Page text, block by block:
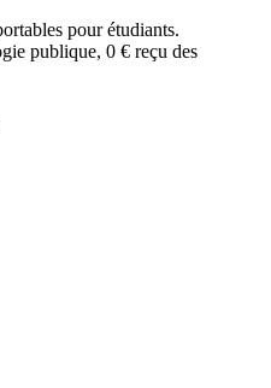
pour étudiants.
publique, 0 € reçu des